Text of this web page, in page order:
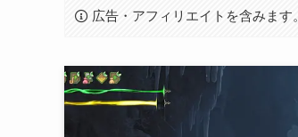
広告・アフィリエイトを含みます。